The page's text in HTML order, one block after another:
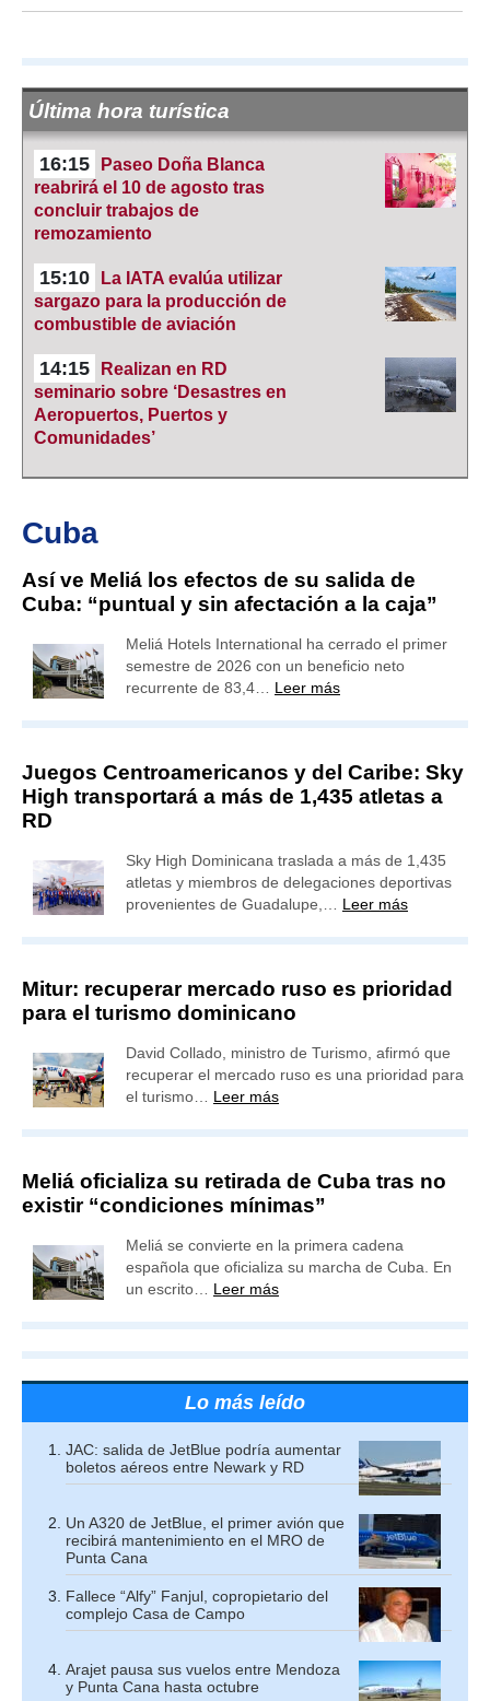
Última hora turística
16:15
Paseo Doña Blanca
reabrirá el 10 de agosto tras
concluir trabajos de
remozamiento
15:10
La IATA evalúa utilizar
sargazo para la producción de
combustible de aviación
14:15
Realizan en RD
seminario sobre ‘Desastres en
Aeropuertos, Puertos y
Comunidades’
Cuba
Así ve Meliá los efectos de su salida de
Cuba: “puntual y sin afectación a la caja”
Meliá Hotels International ha cerrado el primer
semestre de 2026 con un beneficio neto
recurrente de 83,4… Leer más
Juegos Centroamericanos y del Caribe: Sky
High transportará a más de 1,435 atletas a
RD
Sky High Dominicana traslada a más de 1,435
atletas y miembros de delegaciones deportivas
provenientes de Guadalupe,… Leer más
Mitur: recuperar mercado ruso es prioridad
para el turismo dominicano
David Collado, ministro de Turismo, afirmó que
recuperar el mercado ruso es una prioridad para
el turismo… Leer más
Meliá oficializa su retirada de Cuba tras no
existir “condiciones mínimas”
Meliá se convierte en la primera cadena
española que oficializa su marcha de Cuba. En
un escrito… Leer más
Lo más leído
JAC: salida de JetBlue podría aumentar
boletos aéreos entre Newark y RD
Un A320 de JetBlue, el primer avión que
recibirá mantenimiento en el MRO de
Punta Cana
Fallece “Alfy” Fanjul, copropietario del
complejo Casa de Campo
Arajet pausa sus vuelos entre Mendoza
y Punta Cana hasta octubre